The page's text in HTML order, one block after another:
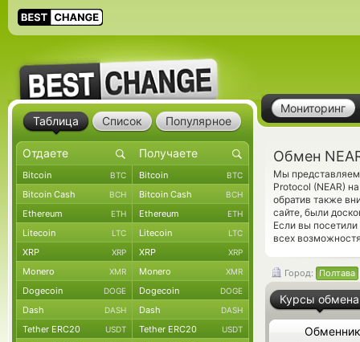
Мониторинг
Обмен
Мы представляем
Protocol (NEAR)
обратив также
сайте, были
Если вы
всех
Город: Полтава
Курсы обмена
Обменник
Таблица Список Популярное
Bitcoin BTC Bitcoin BTC
Bitcoin Cash BCH Bitcoin Cash BCH
Ethereum ETH Ethereum ETH
Litecoin LTC Litecoin LTC
XRP XRP XRP XRP
Monero XMR Monero XMR
Dogecoin DOGE Dogecoin DOGE
Dash DASH Dash DASH
Tether ERC20 USDT Tether ERC20 USDT